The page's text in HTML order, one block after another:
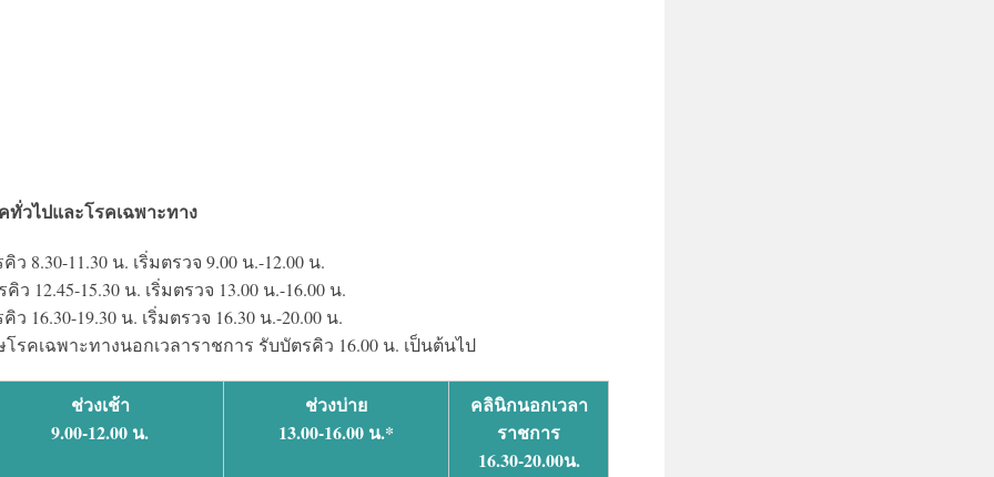
ทั่วไปและโรคเฉพาะทาง
ว 8.30-11.30 น. เริ่มตรวจ 9.00 น.-12.00 น.
ว 12.45-15.30 น. เริ่มตรวจ 13.00 น.-16.00 น.
ว 16.30-19.30 น. เริ่มตรวจ 16.30 น.-20.00 น.
รคเฉพาะทางนอกเวลาราชการ รับบัตรคิว 16.00 น. เป็นต้นไป
ช่วงเช้า
9.00-12.00 น.
ช่วงบ่าย
13.00-16.00 น.*
คลินิกนอกเวลา
ราชการ
16.30-20.00น.